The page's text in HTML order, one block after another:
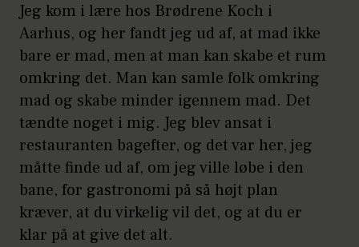
Jeg kom i lære hos Brødrene Koch i
Aarhus, og her fandt jeg ud af, at mad ikke
bare er mad, men at man kan skabe et rum
omkring det. Man kan samle folk omkring
mad og skabe minder igennem mad. Det
tændte noget i mig. Jeg blev ansat i
restauranten bagefter, og det var her, jeg
måtte finde ud af, om jeg ville løbe i den
bane, for gastronomi på så højt plan
kræver, at du virkelig vil det, og at du er
klar på at give det alt.